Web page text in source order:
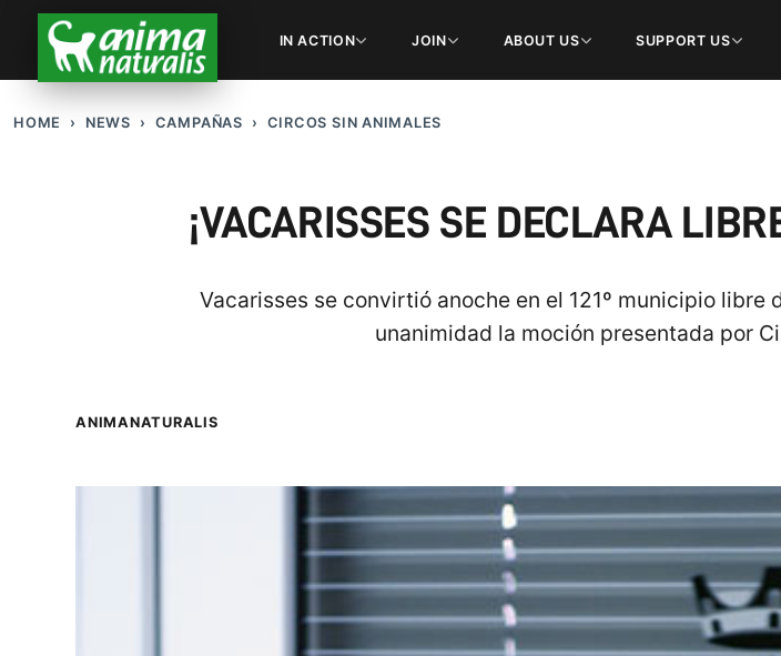
IN ACTION JOIN ABOUT US SUPPORT US
HOME NEWS CAMPAÑAS CIRCOS SIN ANIMALES
¡VACARISSES SE DECLARA
Vacarisses se convirtió anoche en el 121º municipio
unanimidad la moción presentada por
ANIMANATURALIS